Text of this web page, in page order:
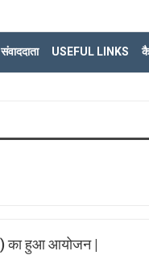
USEFUL LINKS
का हुआ आयोजन |